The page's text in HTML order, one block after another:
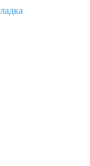
метод доставки и